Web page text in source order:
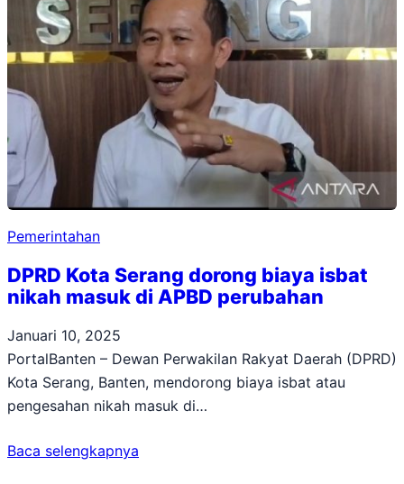
Pemerintahan
DPRD Kota Serang dorong biaya isbat
nikah masuk di APBD perubahan
Januari 10, 2025
PortalBanten – Dewan Perwakilan Rakyat Daerah (DPRD)
Kota Serang, Banten, mendorong biaya isbat atau
pengesahan nikah masuk di…
Baca selengkapnya